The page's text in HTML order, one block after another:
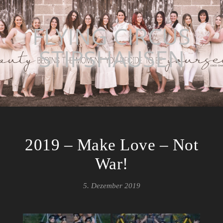
FLYING CIRCUS
STIPSHAUSEN
2019 – Make Love – Not
War!
5. Dezember 2019